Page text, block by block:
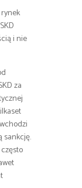
i nie
za
sankcję.